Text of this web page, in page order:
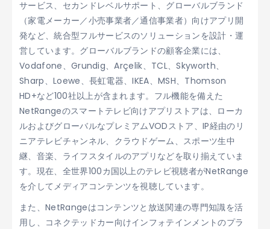
サービス、セカンドレベルサポート、グローバルブランド
（家電メーカー／小売事業者／通信事業者）向けアプリ開
発など、統合型フルサービスのソリューションを設計・運
営しています。グローバルブランドの顧客企業には、
Vodafone、Grundig、Arçelik、TCL、Skyworth、
Sharp、Loewe、長虹電器、IKEA、MSH、Thomson
HD+など100社以上が含まれます。フル機能を備えた
NetRangeのスマートテレビ向けアプリストアは、ローカ
ルおよびグローバルなプレミアムVODストア、IP経由のリ
ニアテレビチャンネル、クラウドゲーム、スポーツ生中
継、音楽、ライフスタイルのアプリなどを取り揃えていま
す。現在、全世界100カ国以上のテレビ視聴者がNetRange
を介してメディアコンテンツを視聴しています。
また、NetRangeはコンテンツと放送関連の専門知識を活
用し、コネクテッドカー向けインフォテインメントのプラ